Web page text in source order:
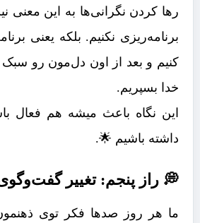
رها کردن نگرانی‌ها به این معنی
برنامه‌ریزی نکنیم. بلکه یعنی
کنیم و بعد از اون دل‌مون رو سبک
خدا بسپریم.
این نگاه باعث میشه هم فعال
داشته باشیم 🌟.
💭 راز پنجم: تغییر
ما هر روز صدها فکر توی